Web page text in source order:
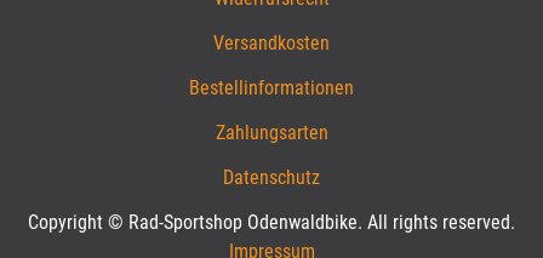
Versandkosten
Bestellinformationen
Zahlungsarten
Datenschutz
Copyright © Rad-Sportshop Odenwaldbike. All rights reserved.
Impressum